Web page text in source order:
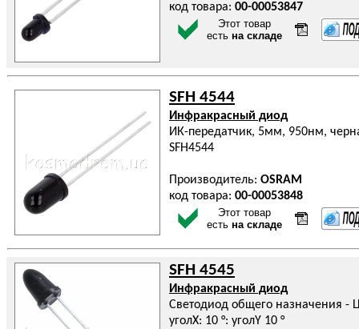
код товара: 00-00053847
Этот товар
есть на складе
SFH 4544
Инфракрасный диод
ИК-передатчик, 5мм, 950нм,
SFH4544
Производитель: OSRAM
код товара: 00-00053848
Этот товар
есть на складе
SFH 4545
Инфракрасный диод
Светодиод общего назначения -
уголX: 10 °: уголY 10 °